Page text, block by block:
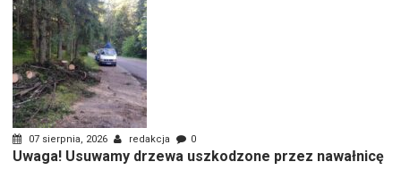
07 sierpnia, 2026 redakcja 0
Uwaga! Usuwamy drzewa uszkodzone przez nawałnicę